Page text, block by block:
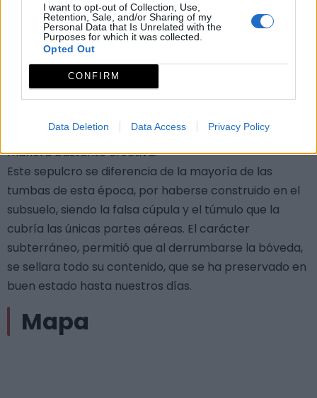
I want to opt-out of Collection, Use,
Retention, Sale, and/or Sharing of my
Personal Data that Is Unrelated with the
Purposes for which it was collected.
Opted Out
CONFIRM
Data Deletion Data Access Privacy Policy
corredor en la cámara el día más corto del año
(durante el solsticio de invierno) puede estar
motivada por una ceremonia que se realizaba para
ofrendar la luz del sol nuevo a sus difuntos.
La construcción de la tumba señala el perfecto
entorno utilizando los materiales a su alcance de una
manera bastante efectiva.
Este sepulcro se diferencia de la mayoría de las
tumbas de esta época, por haberse construido en el
subsuelo, siendo la falsa cúpula y el túmulo que la
cubría las únicas partes aéreas. El carácter
subterráneo, permitió que al derrumbarse la bóveda,
se sellara todo su contenido, que se ha preservado en
buen estado hasta nuestros días.
Mapa